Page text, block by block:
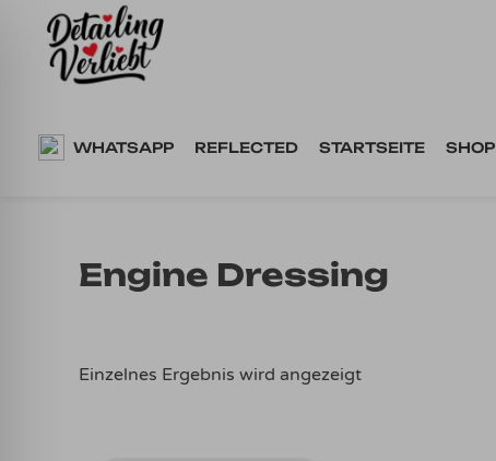
Springe
WHATSAPP REFLECTED STARTSEITE SHOP
Engine Dressing
Einzelnes Ergebnis wird angezeigt